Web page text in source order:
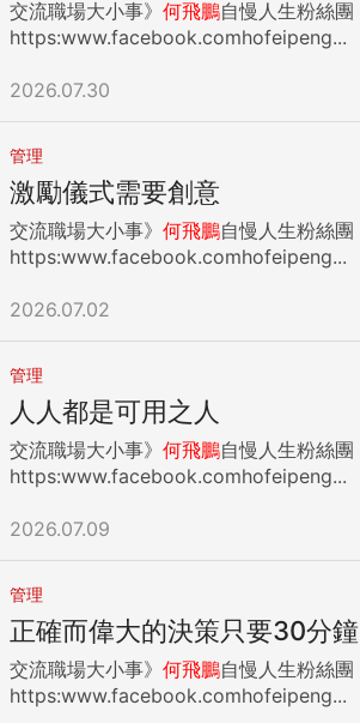
交流職場大小事》 何飛鵬自慢人生粉絲團
https:www.facebook.comhofeipeng...
2026.07.30
管理
激勵儀式需要創意
交流職場大小事》 何飛鵬自慢人生粉絲團
https:www.facebook.comhofeipeng...
2026.07.02
管理
人人都是可用之人
交流職場大小事》 何飛鵬自慢人生粉絲團
https:www.facebook.comhofeipeng...
2026.07.09
管理
正確而偉大的決策只要30分鐘
交流職場大小事》 何飛鵬自慢人生粉絲團
https:www.facebook.comhofeipeng...